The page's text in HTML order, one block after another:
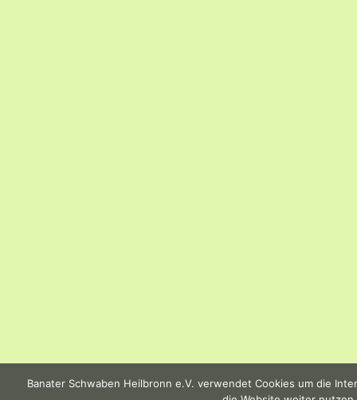
Banater Schwaben Heilbronn e.V. verwendet Cookies um die